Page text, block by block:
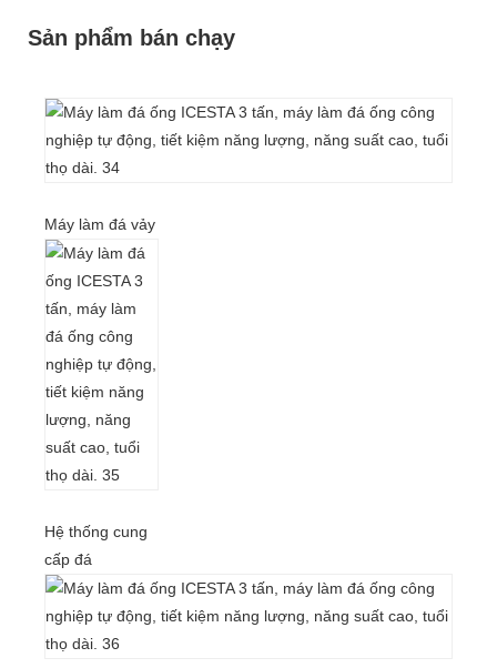
Sản phẩm bán chạy
Máy làm đá vảy
Hệ thống cung
cấp đá